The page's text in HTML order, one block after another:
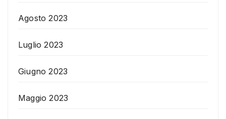
Agosto 2023
Luglio 2023
Giugno 2023
Maggio 2023